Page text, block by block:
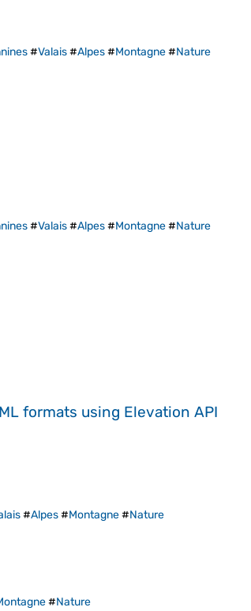
#Valais#Alpes#Montagne#Nature
#Valais#Alpes#Montagne#Nature
formats using Elevation API
#Alpes#Montagne#Nature
#Nature